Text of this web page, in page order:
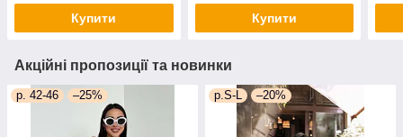
Купити Купити
Акційні пропозиції та новинки
р. 42-46 –25% р.S-L –20%